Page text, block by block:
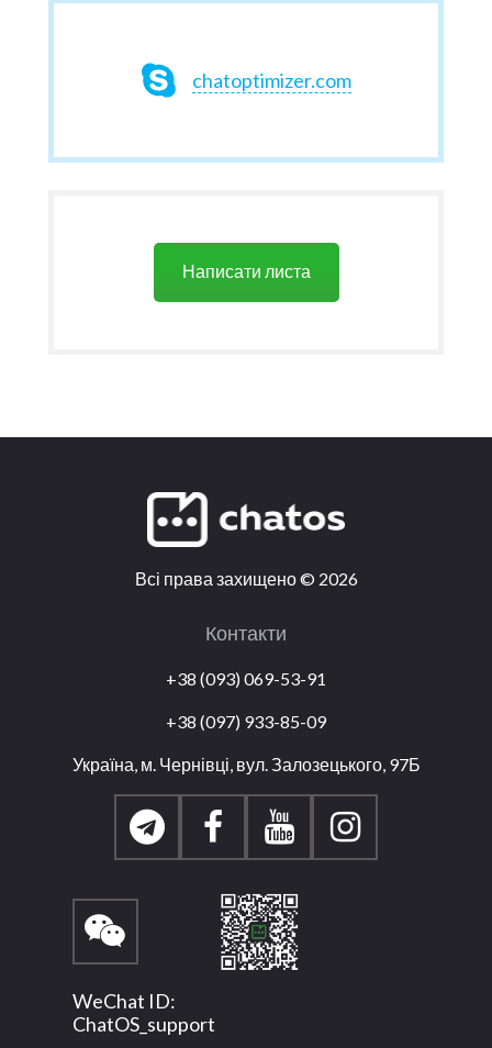
chatoptimizer.com
Написати листа
Всі права захищено© 2026
Контакти
+38 (093) 069-53-91
+38 (097) 933-85-09
Україна, м. Чернівці, вул. Залозецького, 97Б
WeChat ID:
ChatOS_support